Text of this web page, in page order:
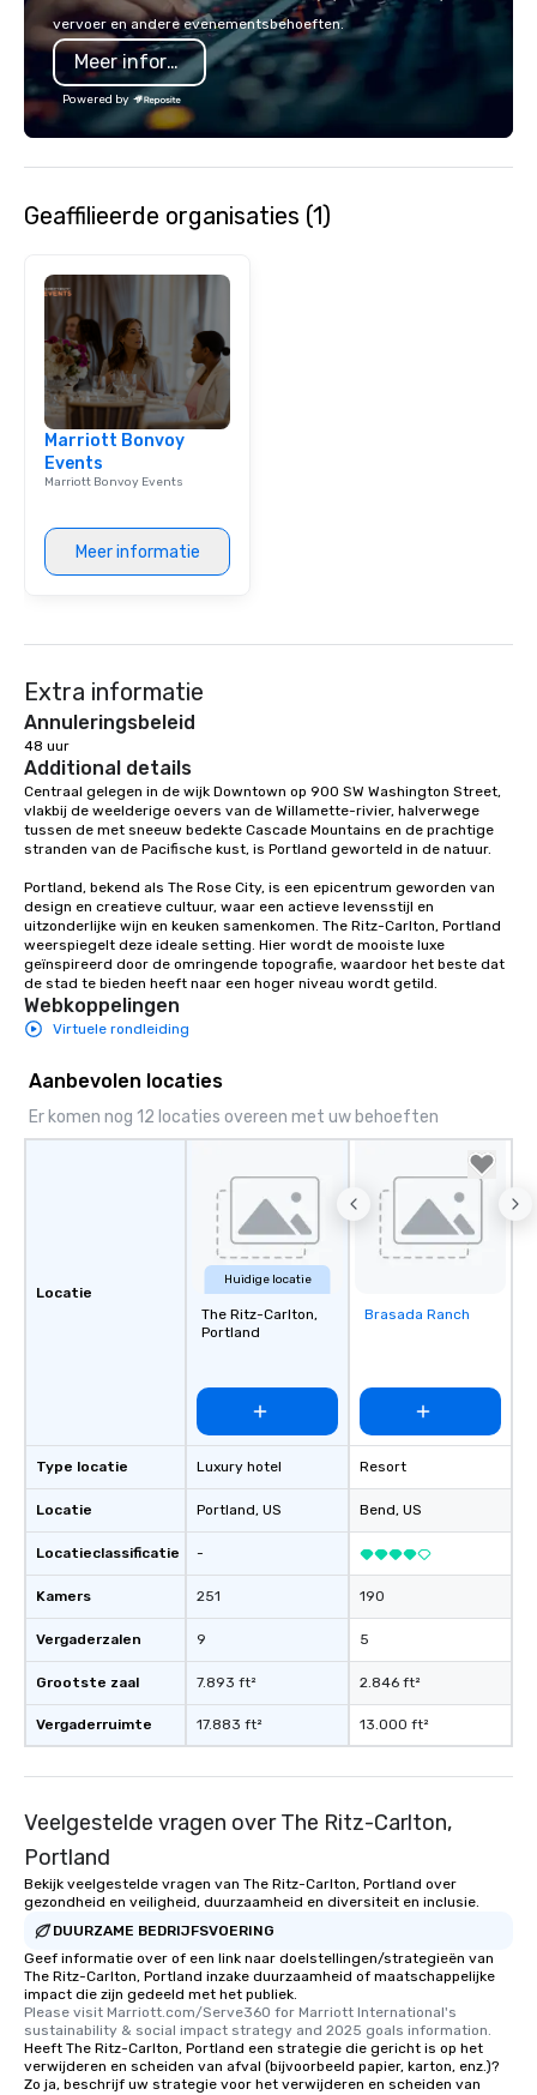
melody reimagined
Event: We don’t just
in that "golden hour"
decades of
weddings all over the
ready to provide you
of your special day!
mood for your "I do"
creating a swinging
hour, to providing
for dinner which lead
options available for
and every budget.
vervoer en andere evenementsbehoeften.
Meer informatie
Powered by
Geaffilieerde organisaties (1)
Marriott Bonvoy
Events
Marriott Bonvoy Events
Meer informatie
Extra informatie
Annuleringsbeleid
48 uur
Additional details
Centraal gelegen in de wijk Downtown op 900 SW Washington Street,
vlakbij de weelderige oevers van de Willamette-rivier, halverwege
tussen de met sneeuw bedekte Cascade Mountains en de prachtige
stranden van de Pacifische kust, is Portland geworteld in de natuur.
Portland, bekend als The Rose City, is een epicentrum geworden van
design en creatieve cultuur, waar een actieve levensstijl en
uitzonderlijke wijn en keuken samenkomen. The Ritz-Carlton, Portland
weerspiegelt deze ideale setting. Hier wordt de mooiste luxe
geïnspireerd door de omringende topografie, waardoor het beste dat
de stad te bieden heeft naar een hoger niveau wordt getild.
Webkoppelingen
Virtuele rondleiding
Aanbevolen locaties
Er komen nog 12 locaties overeen met uw behoeften
Locatie
Type locatie
Locatie
Locatieclassificatie
Kamers
Vergaderzalen
Grootste zaal
Vergaderruimte
Huidige locatie
The Ritz-Carlton,
Portland
Luxury hotel
Portland, US
-
251
9
7.893 ft²
17.883 ft²
Removed from
Brasada Ranch
Resort
Bend, US
190
5
2.846 ft²
13.000 ft²
Veelgestelde vragen over The Ritz-Carlton,
Portland
Bekijk veelgestelde vragen van The Ritz-Carlton, Portland over
gezondheid en veiligheid, duurzaamheid en diversiteit en inclusie.
DUURZAME BEDRIJFSVOERING
Geef informatie over of een link naar doelstellingen/strategieën van
The Ritz-Carlton, Portland inzake duurzaamheid of maatschappelijke
impact die zijn gedeeld met het publiek.
Please visit Marriott.com/Serve360 for Marriott International's
sustainability & social impact strategy and 2025 goals information.
Heeft The Ritz-Carlton, Portland een strategie die gericht is op het
verwijderen en scheiden van afval (bijvoorbeeld papier, karton, enz.)?
Zo ja, beschrijf uw strategie voor het verwijderen en scheiden van